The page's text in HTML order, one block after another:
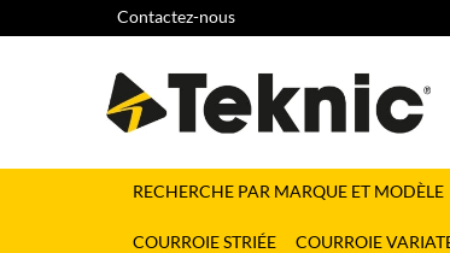
Contactez-nous
RECHERCHE PAR MARQUE ET MODÈLE
COURROIE STRIÉE COURROIE